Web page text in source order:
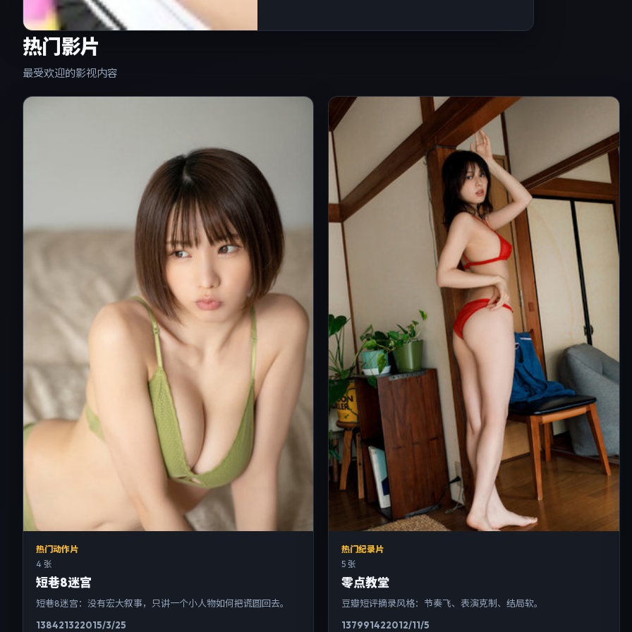
热门影片
最受欢迎的影视内容
热门动作片
4 张
短巷8迷宫
短巷8迷宫：没有宏大叙事，只讲一个小人物如何把谎圆回去。
138421322015/3/25
热门纪录片
5 张
零点教堂
豆瓣短评摘录风格：节奏飞、表演克制、结局软。
137991422012/11/5